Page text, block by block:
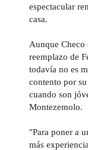
espectacular
casa.
Aunque Checo
reemplazo de
todavía no es
contento por
cuando son
Montezemolo.
"Para poner a
más